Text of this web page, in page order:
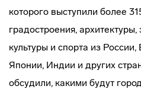
которого выступили более
градостроения,
культуры и спорта из
Японии, Индии и других
обсудили, какими будут